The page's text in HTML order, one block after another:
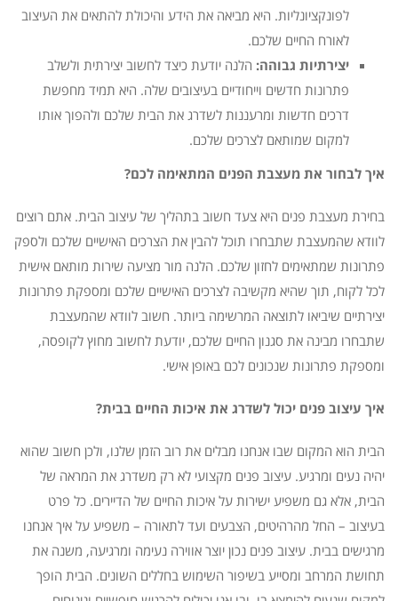
לפונקציונליות. היא מביאה את הידע והיכולת להתאים את העיצוב
לאורח החיים שלכם.
יצירתיות גבוהה: הלנה יודעת כיצד לחשוב יצירתית ולשלב
פתרונות חדשים וייחודיים בעיצובים שלה. היא תמיד מחפשת
דרכים חדשות ומרעננות לשדרג את הבית שלכם ולהפוך אותו
למקום שמותאם לצרכים שלכם.
איך לבחור את מעצבת הפנים המתאימה לכם?
בחירת מעצבת פנים היא צעד חשוב בתהליך של עיצוב הבית. אתם רוצים
לוודא שהמעצבת שתבחרו תוכל להבין את הצרכים האישיים שלכם ולספק
פתרונות שמתאימים לחזון שלכם. הלנה מור מציעה שירות מותאם אישית
לכל לקוח, תוך שהיא מקשיבה לצרכים האישיים שלכם ומספקת פתרונות
יצירתיים שיביאו לתוצאה המרשימה ביותר. חשוב לוודא שהמעצבת
שתבחרו מבינה את סגנון החיים שלכם, יודעת לחשוב מחוץ לקופסה,
ומספקת פתרונות שנכונים לכם באופן אישי.
איך עיצוב פנים יכול לשדרג את איכות החיים בבית?
הבית הוא המקום שבו אנחנו מבלים את רוב הזמן שלנו, ולכן חשוב שהוא
יהיה נעים ומרגיע. עיצוב פנים מקצועי לא רק משדרג את המראה של
הבית, אלא גם משפיע ישירות על איכות החיים של הדיירים. כל פרט
בעיצוב – החל מהרהיטים, הצבעים ועד לתאורה – משפיע על איך אנחנו
מרגישים בבית. עיצוב פנים נכון יוצר אווירה נעימה ומרגיעה, משנה את
תחושת המרחב ומסייע בשיפור השימוש בחללים השונים. הבית הופך